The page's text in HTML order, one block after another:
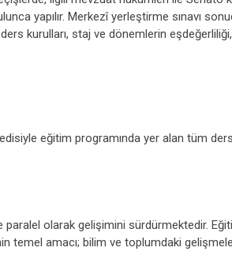
yapılır. Merkezî yerleştirme sınavı
kurulları, staj ve dönemlerin
eğitim programında yer alan tüm
olarak gelişimini sürdürmektedir.
temel amacı; bilim ve toplumdaki